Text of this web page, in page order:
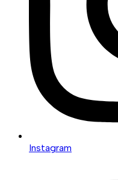
Instagram